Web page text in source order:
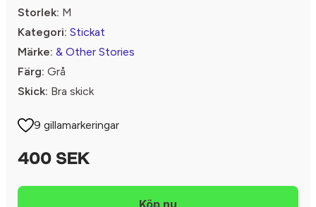
Storlek: M
Kategori: Stickat
Märke: & Other Stories
Färg: Grå
Skick: Bra skick
9 gillamarkeringar
400 SEK